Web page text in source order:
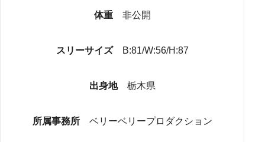
体重 非公開
スリーサイズ B:81/W:56/H:87
出身地 栃木県
所属事務所 ベリーベリープロダクション